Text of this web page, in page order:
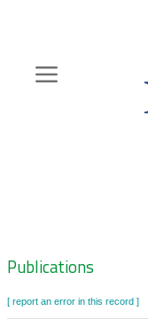
content
Zoeknavigatie
Publications
[ report an error in this record ]